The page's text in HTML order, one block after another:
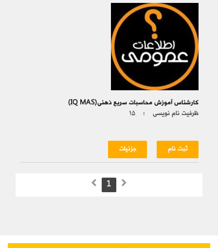
کارشناس آموزش محاسبات سریع ذهنی(IQ MAS)
ظرفیت نام نویسی : ۱۵
ثبت نام جزئیات
1